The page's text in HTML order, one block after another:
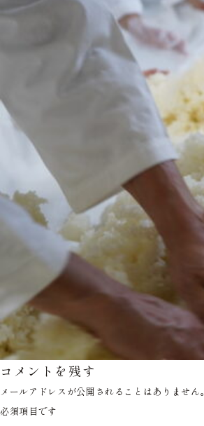
コメントを残す
メールアドレスが公開されることはありません。
必須項目です